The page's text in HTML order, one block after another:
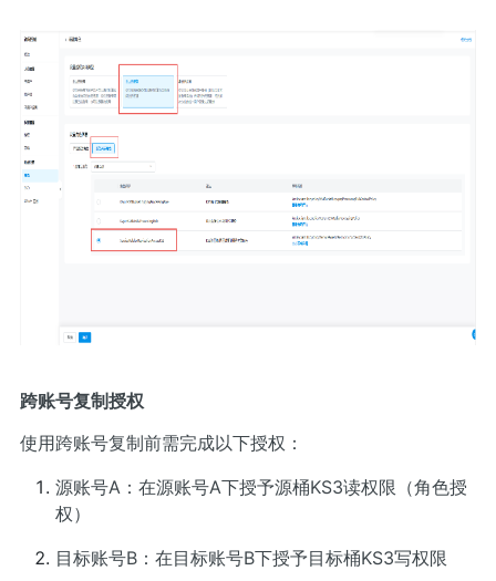
跨账号复制授权
使用跨账号复制前需完成以下授权：
源账号A：在源账号A下授予源桶KS3读权限（角色授
权）
目标账号B：在目标账号B下授予目标桶KS3写权限